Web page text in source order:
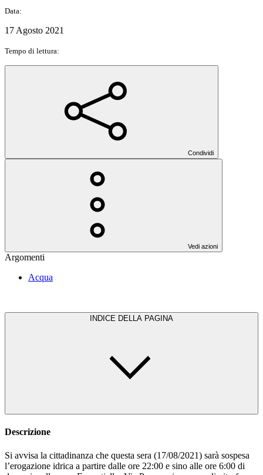
Data:
17 Agosto 2021
Tempo di lettura:
Condividi
Vedi azioni
Argomenti
Acqua
INDICE DELLA PAGINA
Descrizione
Si avvisa la cittadinanza che questa sera (17/08/2021) sarà sospesa
l’erogazione idrica a partire dalle ore 22:00 e sino alle ore 6:00 di